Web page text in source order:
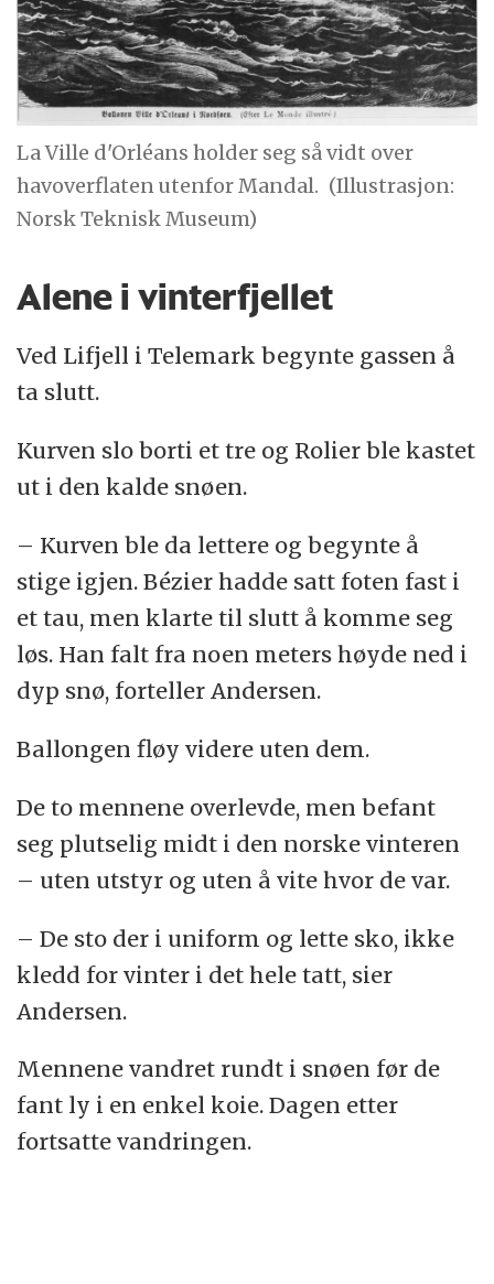
La Ville d'Orléans holder seg så vidt over
havoverflaten utenfor Mandal. (Illustrasjon:
Norsk Teknisk Museum)
Alene i vinterfjellet
Ved Lifjell i Telemark begynte gassen å
ta slutt.
Kurven slo borti et tre og Rolier ble kastet
ut i den kalde snøen.
– Kurven ble da lettere og begynte å
stige igjen. Bézier hadde satt foten fast i
et tau, men klarte til slutt å komme seg
løs. Han falt fra noen meters høyde ned i
dyp snø, forteller Andersen.
Ballongen fløy videre uten dem.
De to mennene overlevde, men befant
seg plutselig midt i den norske vinteren
– uten utstyr og uten å vite hvor de var.
– De sto der i uniform og lette sko, ikke
kledd for vinter i det hele tatt, sier
Andersen.
Mennene vandret rundt i snøen før de
fant ly i en enkel koie. Dagen etter
fortsatte vandringen.